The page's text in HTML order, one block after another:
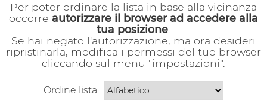
Per poter ordinare la lista in base alla vicinanza
occorre autorizzare il browser ad accedere alla
tua posizione
Se hai negato l'autorizzazione, ma ora desideri
ripristinarla, modifica i permessi del tuo browser
cliccando sul menu "impostazioni".
Ordine lista: